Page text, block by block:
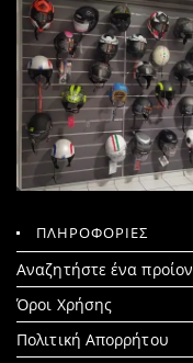
ΠΛΗΡΟΦΟΡΙΕΣ
Αναζητήστε ένα προίον
Search
for:
Όροι Χρήσης
Πολιτική Απορρήτου